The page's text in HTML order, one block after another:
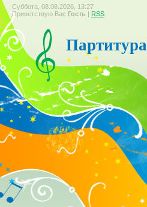
Суббота, 08.08.2026, 13:27
Приветствую Вас Гость | RSS
Партитура